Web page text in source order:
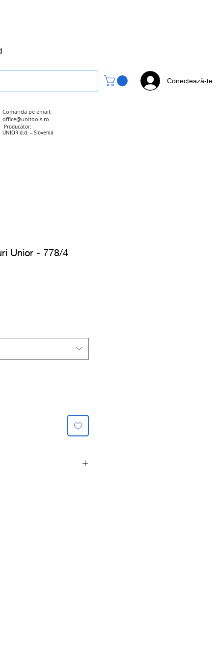
Conectează-te
Comandă pe email:
office@unitools.ro
Producător:
UNIOR d.d. – Slovenia
Unior - 778/4